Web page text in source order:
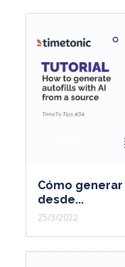
Cómo
desde...
25/3/2022